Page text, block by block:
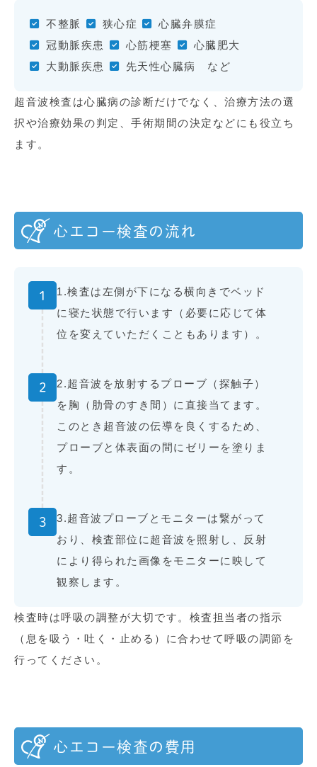
不整脈 狭心症
心臓弁膜症
冠動脈疾患
心筋梗塞
心臓肥大
大動脈疾患
先天性心臓病 など
超音波検査は心臓病の診断だけでなく、治療方法の選
択や治療効果の判定、手術期間の決定などにも役立ち
ます。
心エコー検査の流れ
1
1.検査は左側が下になる横向きでベッド
に寝た状態で行います（必要に応じて体
位を変えていただくこともあります）。
2
2.超音波を放射するプローブ（探触子）
を胸（肋骨のすき間）に直接当てます。
このとき超音波の伝導を良くするため、
プローブと体表面の間にゼリーを塗りま
す。
3
3.超音波プローブとモニターは繋がって
おり、検査部位に超音波を照射し、反射
により得られた画像をモニターに映して
観察します。
検査時は呼吸の調整が大切です。検査担当者の指示
（息を吸う・吐く・止める）に合わせて呼吸の調節を
行ってください。
心エコー検査の費用